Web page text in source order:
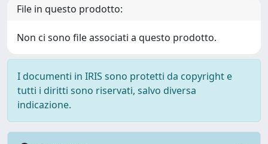
File in questo prodotto:
Non ci sono file associati a questo prodotto.
I documenti in IRIS sono protetti da copyright e
tutti i diritti sono riservati, salvo diversa
indicazione.